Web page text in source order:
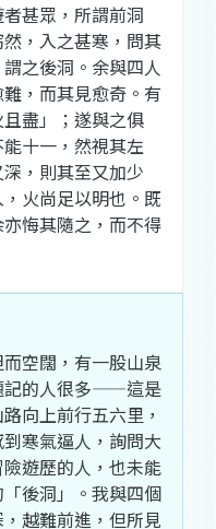
者甚眾 ， 所謂前洞
然 ， 入之甚寒 ， 問其
謂之後洞 。 余與四人
難 ， 而其見愈奇 。 有
且盡 」； 遂與之俱
能十一 ， 然視其左
深 ， 則其至又加少
， 火尚足以明也 。 既
亦悔其隨之 ， 而不得
而空闊 ， 有一股山泉
記的人很多——這是
路向上前行五六里 ，
到寒氣逼人 ， 詢問大
險遊歷的人 ， 也未能
「後洞 」。 我與四個
， 越難前進 ， 但所見